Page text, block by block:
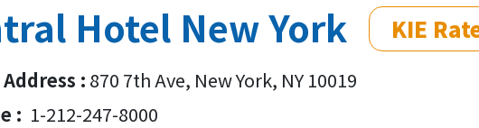
Hotel New York KIE
Address : 870 7th Ave, New York, NY 10019
: 1-212-247-8000